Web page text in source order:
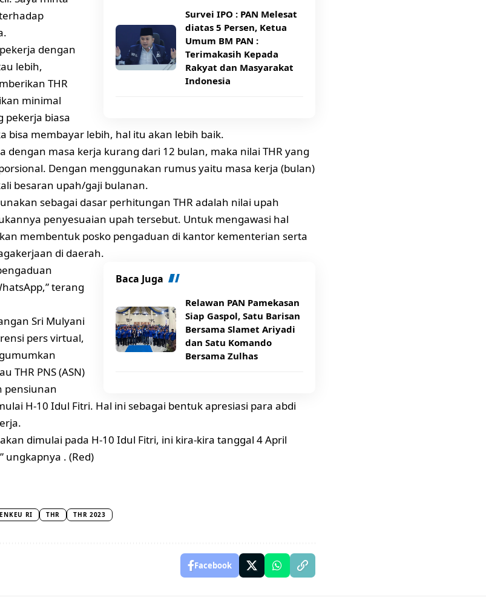
Survei IPO : PAN Melesat
diatas 5 Persen, Ketua
Umum BM PAN :
Terimakasih Kepada
Rakyat dan Masyarakat
Indonesia
dengan
lebih,
THR
minimal
pekerja biasa
bisa membayar lebih, hal itu akan lebih baik.
dengan masa kerja kurang dari 12 bulan, maka nilai THR yang
Dengan menggunakan rumus yaitu masa kerja (bulan)
besaran upah/gaji bulanan.
sebagai dasar perhitungan THR adalah nilai upah
penyesuaian upah tersebut. Untuk mengawasi hal
membentuk posko pengaduan di kantor kementerian serta
di daerah.
Baca Juga
Relawan PAN Pamekasan
Siap Gaspol, Satu Barisan
Bersama Slamet Ariyadi
dan Satu Komando
Bersama Zulhas
terang
Sri Mulyani
pers virtual,
THR PNS (ASN)
pensiunan
H-10 Idul Fitri. Hal ini sebagai bentuk apresiasi para abdi
dimulai pada H-10 Idul Fitri, ini kira-kira tanggal 4 April
ungkapnya . (Red)
RI THR THR 2023
Facebook